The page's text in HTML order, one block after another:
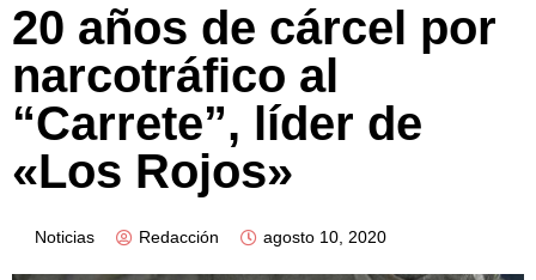
20 años de cárcel por
narcotráfico al
“Carrete”, líder de
«Los Rojos»
Noticias Redacción agosto 10, 2020